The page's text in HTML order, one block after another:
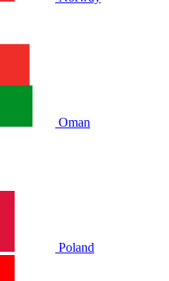
Oman
Poland